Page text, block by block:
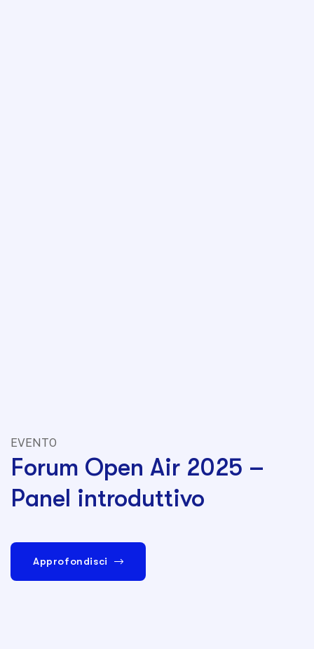
EVENTO
Forum Open Air 2025 –
Panel introduttivo
Approfondisci